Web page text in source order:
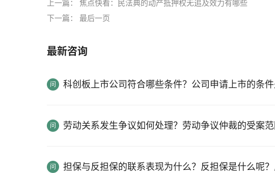
上一篇： 焦点快看：民法典的动产抵押权无追及效力有哪些
下一篇： 最后一页
最新咨询
科创板上市公司符合哪些条件？公司申请上市的条件
劳动关系发生争议如何处理？劳动争议仲裁的受案范
担保与反担保的联系表现为什么？反担保是什么呢